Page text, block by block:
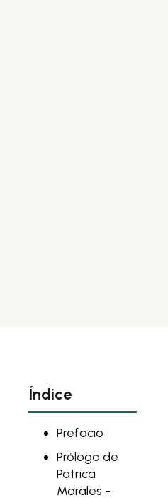
Índice
Prefacio
Prólogo de
Patrica
Morales -